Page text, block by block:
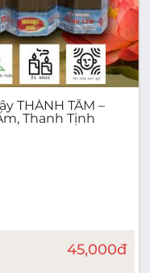
THÀNH TÂM –
Thanh Tịnh
45,000đ